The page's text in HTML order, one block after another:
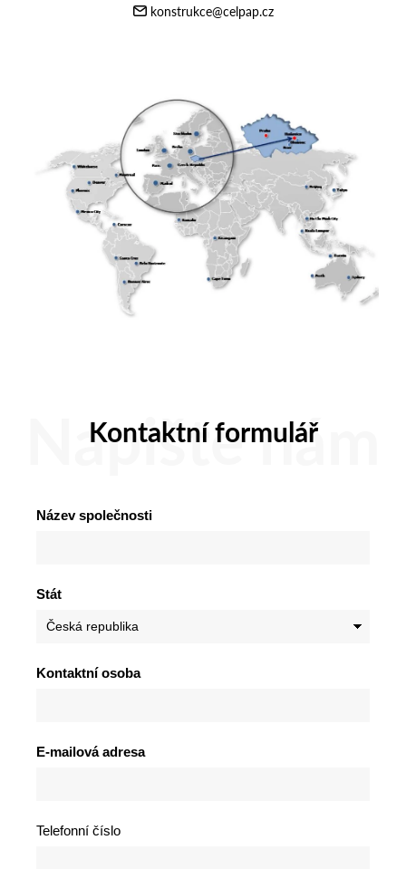
konstrukce@celpap.cz
Kontaktní formulář
Napište nám
Název společnosti
Stát
Kontaktní osoba
E-mailová adresa
Telefonní číslo